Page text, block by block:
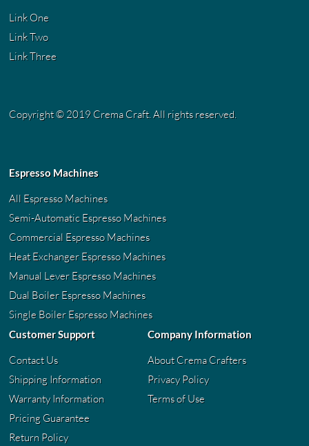
Link One
Link Two
Link Three
Copyright © 2019 Crema Craft. All rights reserved.
Espresso Machines
All Espresso Machines
Semi-Automatic Espresso Machines
Commercial Espresso Machines
Heat Exchanger Espresso Machines
Manual Lever Espresso Machines
Dual Boiler Espresso Machines
Single Boiler Espresso Machines
Customer Support
Contact Us
Shipping Information
Warranty Information
Pricing Guarantee
Return Policy
Company Information
About Crema Crafters
Privacy Policy
Terms of Use